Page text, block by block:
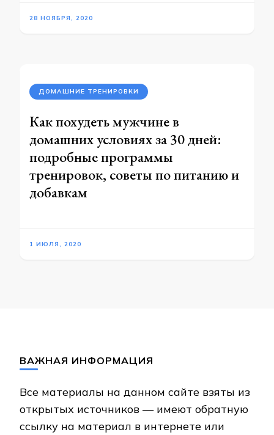
28 НОЯБРЯ, 2020
ДОМАШНИЕ ТРЕНИРОВКИ
Как похудеть мужчине в
домашних условиях за 30 дней:
подробные программы
тренировок, советы по питанию и
добавкам
1 ИЮЛЯ, 2020
ВАЖНАЯ ИНФОРМАЦИЯ
Все материалы на данном сайте взяты из
открытых источников — имеют обратную
ссылку на материал в интернете или